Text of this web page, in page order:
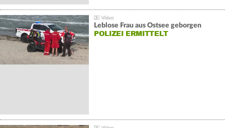
Leblose Frau aus Ostsee geborgen
POLIZEI ERMITTELT